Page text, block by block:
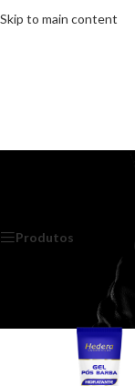
Skip to main content
MENU
Produtos